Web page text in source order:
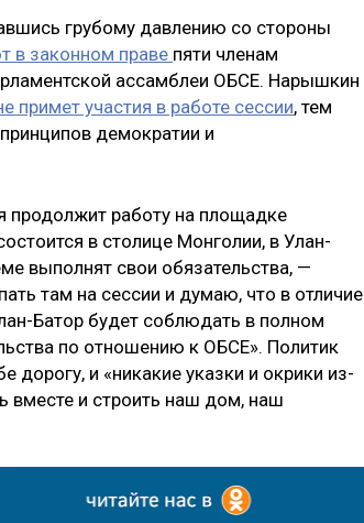
грубому давлению со стороны
в законном праве пяти членам
ассамблеи ОБСЕ. Нарышкин
примет участия в работе сессии, тем
демократии и
продолжит работу на площадке
в столице Монголии, в Улан-
выполнят свои обязательства, —
там на сессии и думаю, что в отличие
Батор будет соблюдать в полном
по отношению к ОБСЕ». Политик
дорогу, и «никакие указки и окрики из-
вместе и строить наш дом, наш